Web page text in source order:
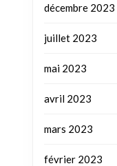
décembre 2023
juillet 2023
mai 2023
avril 2023
mars 2023
février 2023